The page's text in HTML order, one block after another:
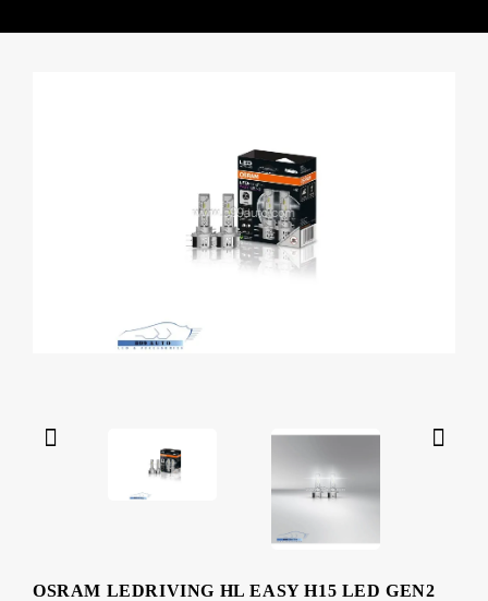
OSRAM LEDRIVING HL EASY H15 LED GEN2